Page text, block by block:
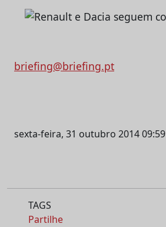
briefing@briefing.pt
sexta-feira, 31 outubro 2014 09:59
TAGS
Partilhe